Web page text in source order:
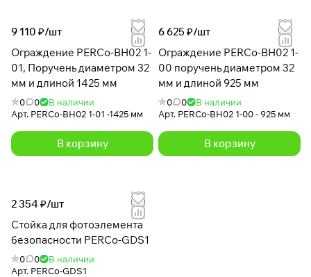
9 110 ₽/шт
Ограждение PERCo-BH02 1-
01, Поручень диаметром 32
мм и длиной 1425 мм
0 0
В наличии
Арт. PERCo-BH02 1-01 -1425 мм
В корзину
6 625 ₽/шт
Ограждение PERCo-BH02 1-
00 поручень диаметром 32
мм и длиной 925 мм
0 0
В наличии
Арт. PERCo-BH02 1-00 - 925 мм
В корзину
2 354 ₽/шт
Стойка для фотоэлемента
безопасности PERCo-GDS1
0 0
В наличии
Арт. PERCo-GDS1